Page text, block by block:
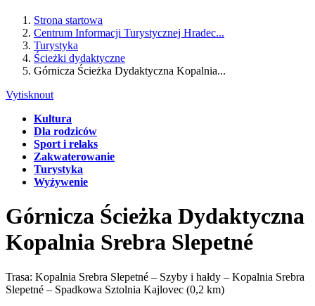
Strona startowa
Centrum Informacji Turystycznej Hradec...
Turystyka
Ścieżki dydaktyczne
Górnicza Ścieżka Dydaktyczna Kopalnia...
Vytisknout
Kultura
Dla rodziców
Sport i relaks
Zakwaterowanie
Turystyka
Wyźywenie
Górnicza Ścieżka Dydaktyczna
Kopalnia Srebra Slepetné
Trasa: Kopalnia Srebra Slepetné – Szyby i hałdy – Kopalnia Srebra
Slepetné – Spadkowa Sztolnia Kajlovec (0,2 km)